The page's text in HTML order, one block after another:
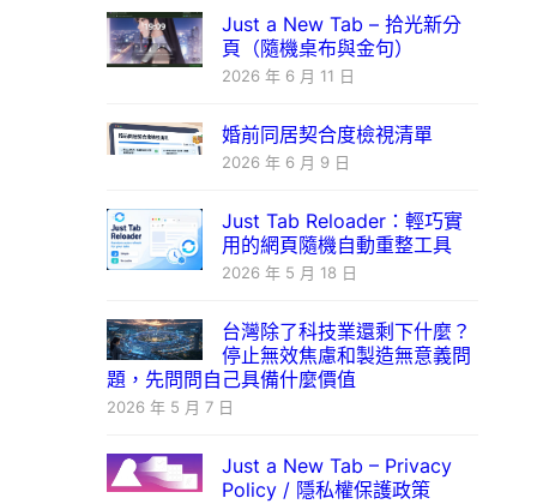
Just a New Tab – 拾光新分
頁（隨機桌布與金句）
2026 年 6 月 11 日
婚前同居契合度檢視清單
2026 年 6 月 9 日
Just Tab Reloader：輕巧實
用的網頁隨機自動重整工具
2026 年 5 月 18 日
台灣除了科技業還剩下什麼？
停止無效焦慮和製造無意義問
題，先問問自己具備什麼價值
2026 年 5 月 7 日
Just a New Tab – Privacy
Policy / 隱私權保護政策